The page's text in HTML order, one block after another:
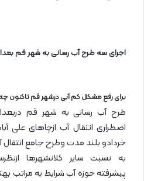
اجرای سه طرح آب رسانی به شهر قم
برای رفع مشکل کم آبی درشهر قم تاکنون
طرح آب رسانی به شهر قم
خردادو بلند مدت وطرح جامع انتقال
به نسبت سایر کلانشهرها
پیشرفته حوزه آب شرایط به مراتب